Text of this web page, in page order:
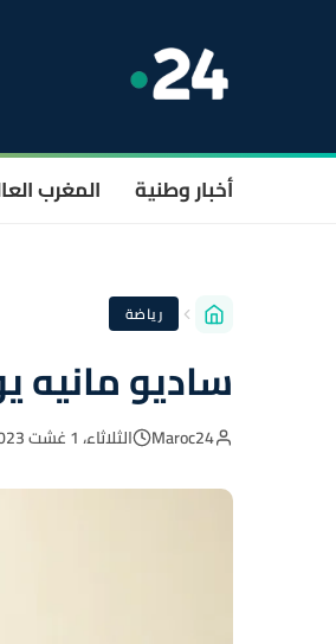
أخبار وطنية المغرب
رياضة
ساديو مانيه
Maroc24 الثلاثاء، 1 غشت 2023 - 20:10